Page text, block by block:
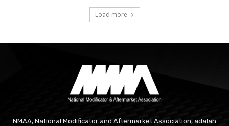
Load more
NMAA, National Modificator and Aftermarket Association, adalah